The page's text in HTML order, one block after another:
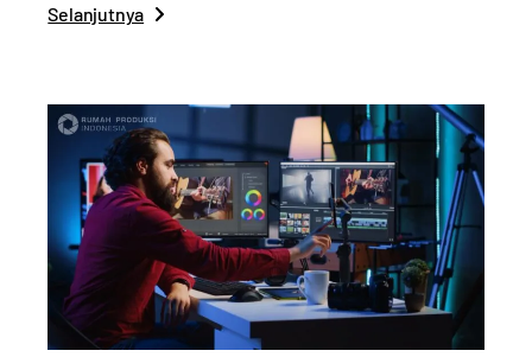
Selanjutnya